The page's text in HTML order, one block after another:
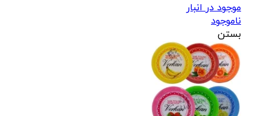
موجود در انبار
ناموجود
بستن